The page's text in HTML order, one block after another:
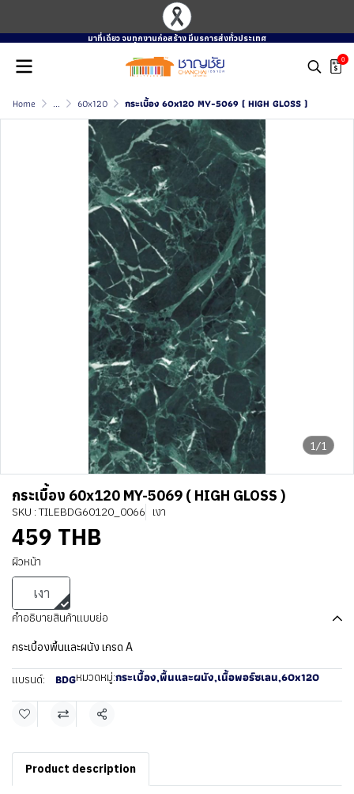
มาที่เดียว จบทุกงานก่อสร้าง มีบรการส่งทั่วประเทศ
0
Home ... 60x120 กระเบื้อง 60x120 MY-5069 ( HIGH GLOSS )
1/1
กระเบื้อง 60x120 MY-5069 ( HIGH GLOSS )
SKU : TILEBDG60120_0066 เงา
459 THB
ผิวหน้า
เงา
คำอธิบายสินค้าแบบย่อ
กระเบื้องพื้นและผนัง เกรด A
แบรนด์: BDGหมวดหมู่:กระเบื้อง,พื้นและผนัง,เนื้อพอร์ซเลน,60x120
แชร์
Product description